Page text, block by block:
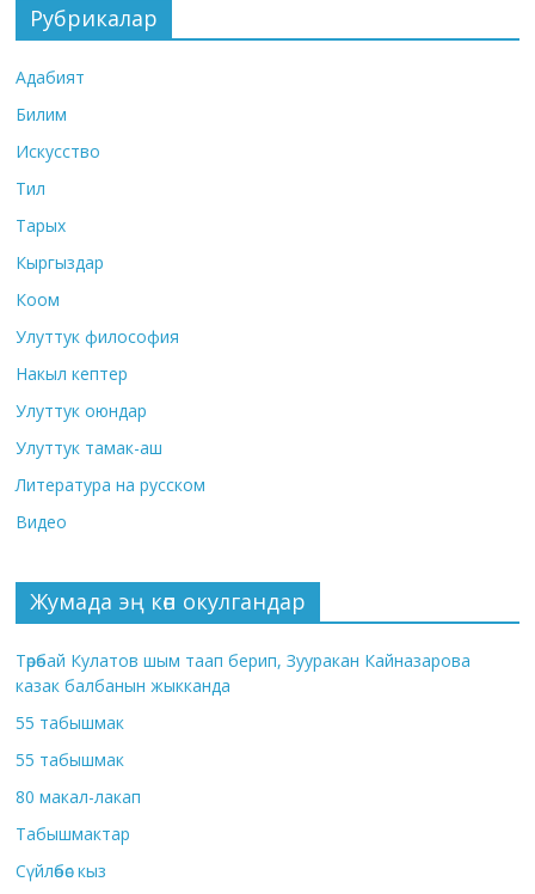
Рубрикалар
Адабият
Билим
Искусство
Тил
Тарых
Кыргыздар
Коом
Улуттук философия
Накыл кептер
Улуттук оюндар
Улуттук тамак-аш
Литература на русском
Видео
Жумада эң көп окулгандар
Төрөбай Кулатов шым таап берип, Зууракан Кайназарова
казак балбанын жыкканда
55 табышмак
55 табышмак
80 макал-лакап
Табышмактар
Сүйлөбөс кыз